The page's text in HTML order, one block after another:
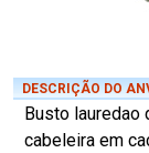
DESCRIÇÃO DO
Busto
cabeleira em